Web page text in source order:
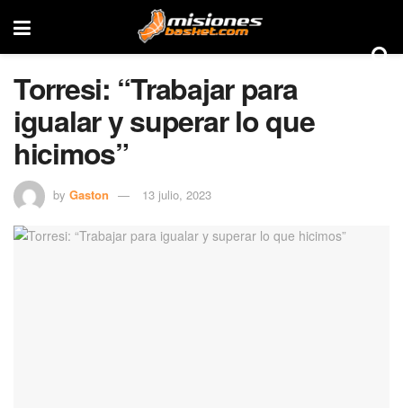
Torresi: “Trabajar para
igualar y superar lo que
hicimos”
by Gaston 13 julio, 2023